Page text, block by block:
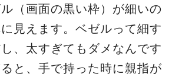
（画面の黒い枠）が細いの
見えます。ベゼルって細す
、太すぎてもダメなんです
と、手で持った時に親指が